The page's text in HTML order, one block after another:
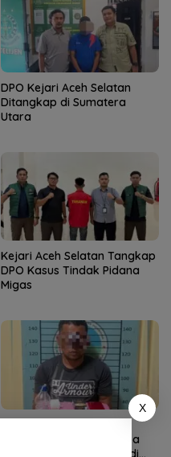
DPO Kejari Aceh Selatan
Ditangkap di Sumatera
Utara
Kejari Aceh Selatan Tangkap
DPO Kasus Tindak Pidana
Migas
Pengedar, Satresnarkoba
Ringkus Pemasok Sabu di
X